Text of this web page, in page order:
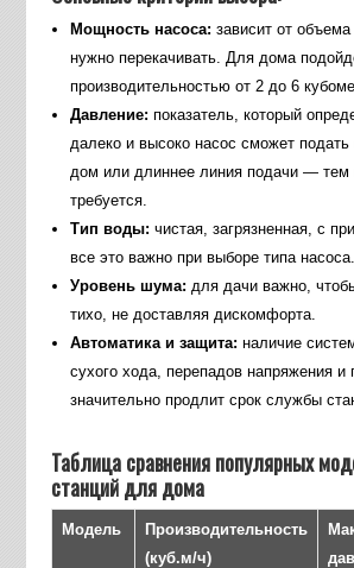
Мощность насоса: зависит от
нужно перекачивать. Для дома
производительностью от 2 до 6
Давление: показатель, который
далеко и высоко насос сможет
дом или длиннее линия подачи —
требуется.
Тип воды: чистая, загрязненная, с
все это важно при выборе типа насоса.
Уровень шума: для дачи важно,
тихо, не доставляя дискомфорта.
Автоматика и защита: наличие
сухого хода, перепадов напряжения и
значительно продлит срок службы
Таблица сравнения популярных
станций для дома
Модель
Производительность
(куб.м/ч)